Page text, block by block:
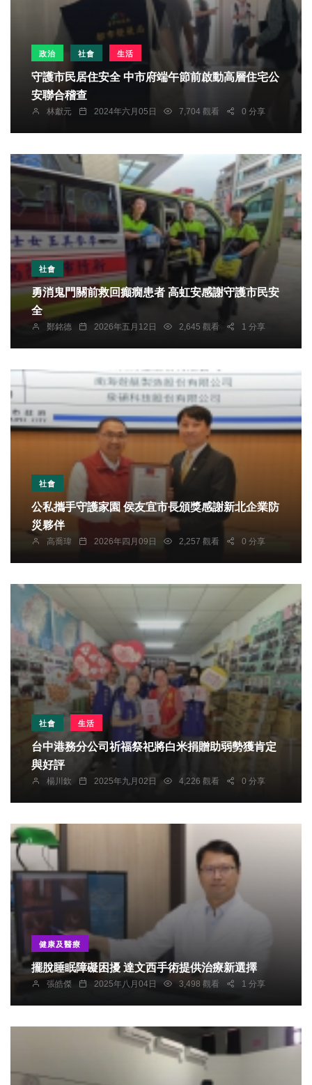
政治 社會 生活
守護市民居住安全 中市府端午節前啟動高層住宅公
安聯合稽查
林獻元 2024年六月05日 7,704 觀看 0 分享
社會
勇消鬼門關前救回癲癇患者 高虹安感謝守護市民安
全
鄭銘德 2026年五月12日 2,645 觀看 1 分享
社會
公私攜手守護家園 侯友宜市長頒獎感謝新北企業防
災夥伴
高喬瑋 2026年四月09日 2,257 觀看 0 分享
社會 生活
台中港務分公司祈福祭祀將白米捐贈助弱勢獲肯定
與好評
楊川欽 2025年九月02日 4,226 觀看 0 分享
健康及醫療
擺脫睡眠障礙困擾 達文西手術提供治療新選擇
張皓傑 2025年八月04日 3,498 觀看 1 分享